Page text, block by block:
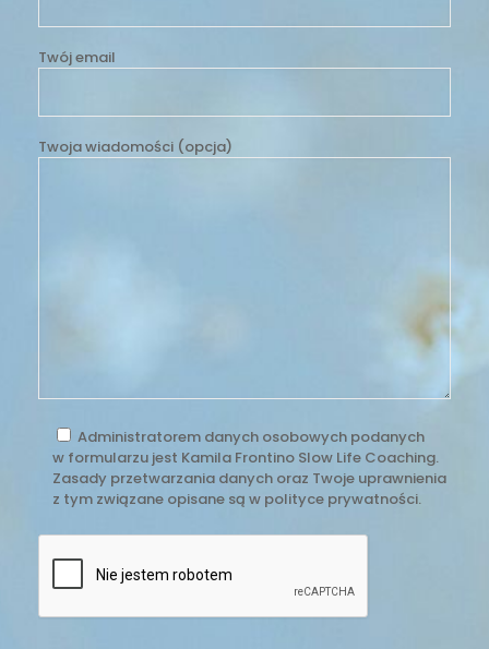
Twój email
Twoja wiadomości (opcja)
Administratorem danych osobowych podanych
w formularzu jest Kamila Frontino Slow Life Coaching.
Zasady przetwarzania danych oraz Twoje uprawnienia
z tym związane opisane są w polityce prywatności.